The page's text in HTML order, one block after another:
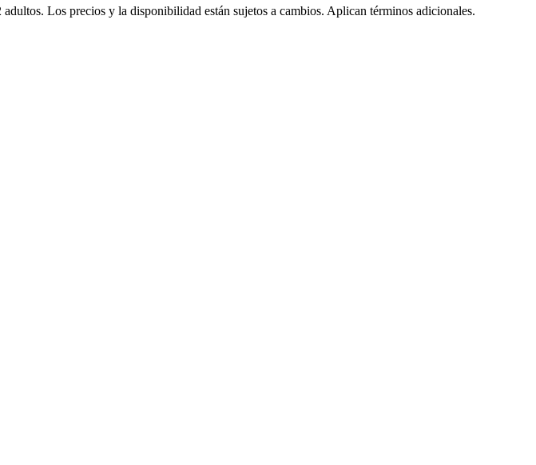
Los precios y la disponibilidad están sujetos a cambios. Aplican términos adicionales.